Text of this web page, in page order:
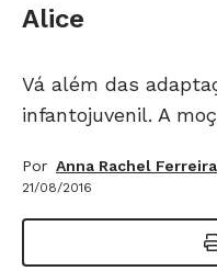
Alice
Vá além das
infantojuvenil. A
Por Anna Rachel Ferreira
21/08/2016